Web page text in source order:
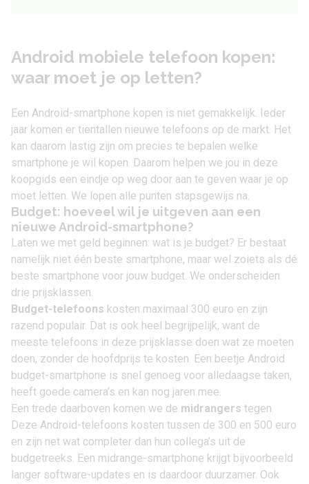
Android mobiele telefoon kopen:
waar moet je op letten?
Een Android-smartphone kopen is niet gemakkelijk. Ieder
jaar komen er tientallen nieuwe telefoons op de markt. Het
kan daarom lastig zijn om precies te bepalen welke
smartphone je wil kopen. Daarom helpen we jou in deze
koopgids een eindje op weg door aan te geven waar je op
moet letten. We lopen alle punten stapsgewijs na.
Budget: hoeveel wil je uitgeven aan een
nieuwe Android-smartphone?
Laten we met geld beginnen: wat is je budget? Er bestaat
namelijk niet één beste smartphone, maar wel zoiets als dé
beste smartphone voor jouw budget. We onderscheiden
drie prijsklassen.
Budget-telefoons kosten maximaal 300 euro en zijn
razend populair. Dat is ook heel begrijpelijk, want de
meeste telefoons in deze prijsklasse doen wat ze moeten
doen, zonder de hoofdprijs te kosten. Een beetje Android
budget-smartphone is snel genoeg voor alledaagse taken,
heeft goede camera’s en kan nog jaren mee.
Een trede daarboven komen we de midrangers tegen.
Deze Android-telefoons kosten tussen de 300 en 500 euro
en zijn net wat completer dan hun collega’s uit de
budgetreeks. Een midrange-smartphone krijgt bijvoorbeeld
langer software-updates en is daardoor duurzamer. Ook